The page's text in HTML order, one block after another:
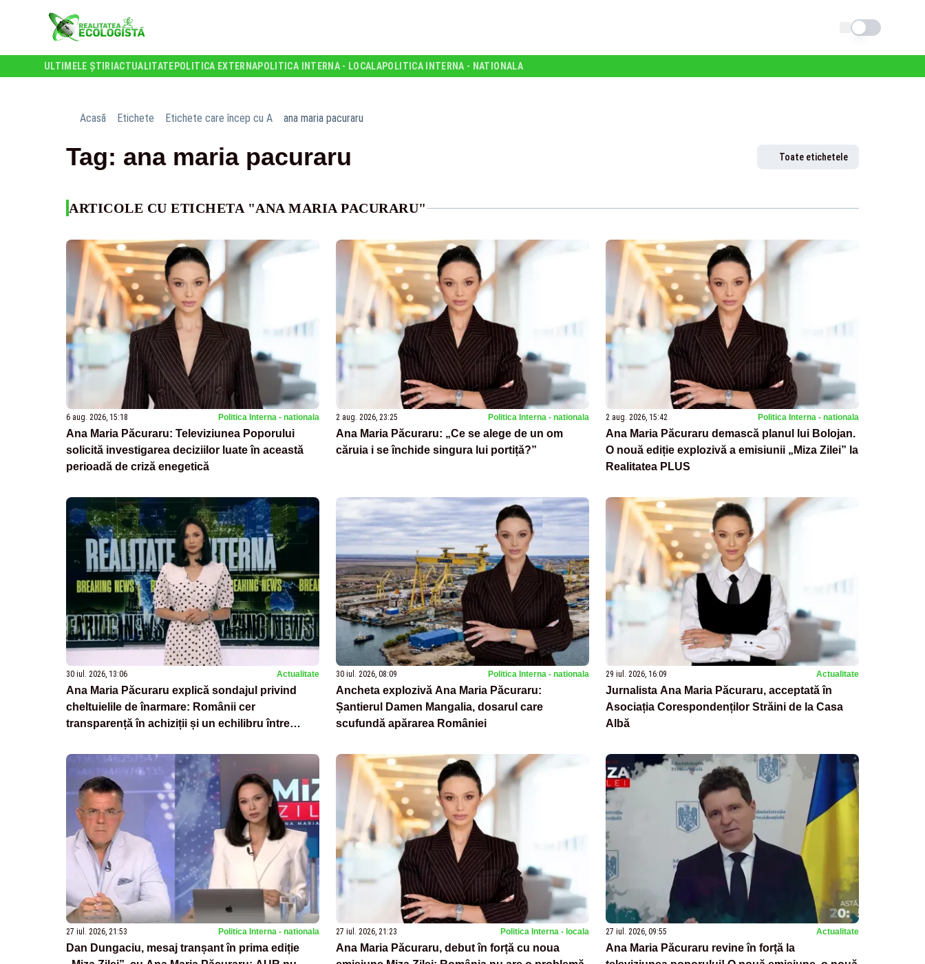
Schimba tema
ULTIMELE ȘTIRI ACTUALITATE POLITICA EXTERNAPOLITICA INTERNA - LOCALAPOLITICA INTERNA - NATIONALA
Acasă Etichete Etichete care încep cu A ana maria pacuraru
Tag: ana maria pacuraru Toate etichetele
ARTICOLE CU ETICHETA "ANA MARIA PACURARU"
6 aug. 2026, 15:18 Politica Interna - nationala
Ana Maria Păcuraru: Televiziunea Poporului
solicită investigarea deciziilor luate în această
perioadă de criză enegetică
2 aug. 2026, 23:25 Politica Interna - nationala
Ana Maria Păcuraru: „Ce se alege de un om
căruia i se închide singura lui portiță?”
2 aug. 2026, 15:42 Politica Interna - nationala
Ana Maria Păcuraru demască planul lui Bolojan.
O nouă ediție explozivă a emisiunii „Miza Zilei” la
Realitatea PLUS
30 iul. 2026, 13:06 Actualitate
Ana Maria Păcuraru explică sondajul privind
cheltuielile de înarmare: Românii cer
transparență în achiziții și un echilibru între
30 iul. 2026, 08:09 Politica Interna - nationala
Ancheta explozivă Ana Maria Păcuraru:
Șantierul Damen Mangalia, dosarul care
scufundă apărarea României
29 iul. 2026, 16:09 Actualitate
Jurnalista Ana Maria Păcuraru, acceptată în
Asociația Corespondenților Străini de la Casa
Albă
27 iul. 2026, 21:53 Politica Interna - nationala
Dan Dungaciu, mesaj tranșant în prima ediție
27 iul. 2026, 21:23 Politica Interna - locala
Ana Maria Păcuraru, debut în forță cu noua
27 iul. 2026, 09:55 Actualitate
Ana Maria Păcuraru revine în forță la